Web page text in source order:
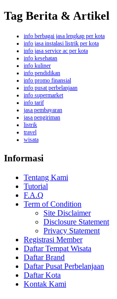
Tag Berita & Artikel
info berbagai jasa lengkap per kota
info jasa instalasi listrik per kota
info jasa service ac per kota
info kesehatan
info kuliner
info pendidikan
info promo finansial
info pusat perbelanjaan
info supermarket
info tarif
jasa pembayaran
jasa pengiriman
listrik
travel
wisata
Informasi
Tentang Kami
Tutorial
F.A.Q
Term of Condition
Site Disclaimer
Disclosure Statement
Privacy Statement
Registrasi Member
Daftar Tempat Wisata
Daftar Brand
Daftar Pusat Perbelanjaan
Daftar Kota
Kontak Kami